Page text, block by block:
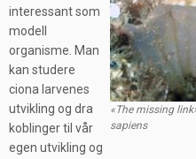
«The missing
sapiens
interessant som
modell
organisme. Man
kan studere
ciona larvenes
utvikling og dra
koblinger til vår
egen utvikling og